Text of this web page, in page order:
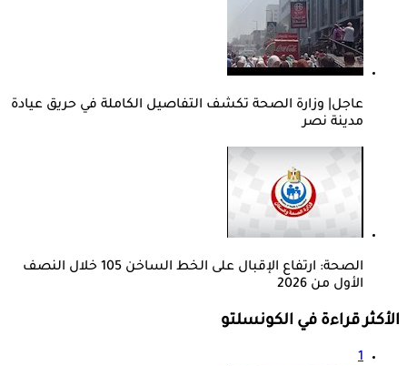
عاجل| وزارة الصحة تكشف التفاصيل الكاملة في حريق عيادة
مدينة نصر
الصحة: ارتفاع الإقبال على الخط الساخن 105 خلال النصف
الأول من 2026
الأكثر قراءة في الكونسلتو
1